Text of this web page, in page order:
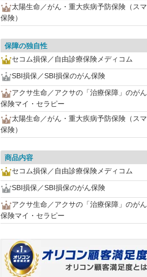
太陽生命／がん・重大疾病予防保険（スマ
保険）
保障の独自性
セコム損保／自由診療保険メディコム
SBI損保／SBI損保のがん保険
アクサ生命／アクサの「治療保障」のがん
保険マイ・セラピー
太陽生命／がん・重大疾病予防保険（スマ
保険）
商品内容
セコム損保／自由診療保険メディコム
SBI損保／SBI損保のがん保険
アクサ生命／アクサの「治療保障」のがん
保険マイ・セラピー